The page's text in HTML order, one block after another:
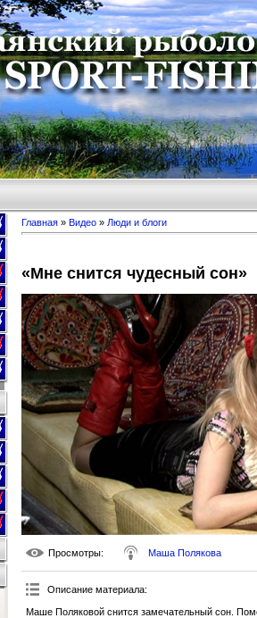
Главная » Видео » Люди и блоги
«Мне снится чудесный сон»
Просмотры: Маша Полякова
Описание материала:
Маше Поляковой снится замечательный сон.